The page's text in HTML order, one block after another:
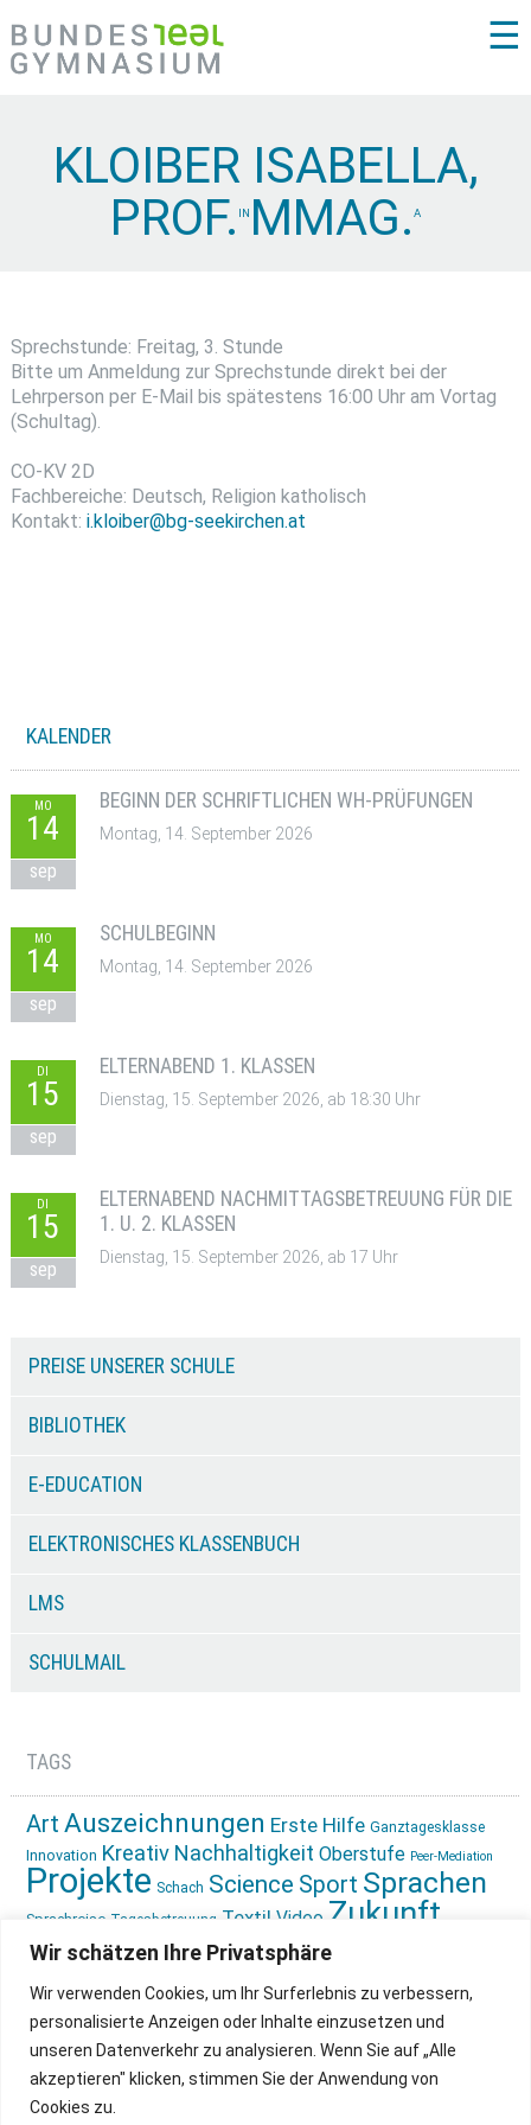
Wir schätzen Ihre Privatsphäre
Wir verwenden Cookies, um Ihr Surferlebnis zu verbessern,
personalisierte Anzeigen oder Inhalte einzusetzen und
unseren Datenverkehr zu analysieren. Wenn Sie auf „Alle
akzeptieren" klicken, stimmen Sie der Anwendung von
Cookies zu.
☰
KLOIBER ISABELLA,
PROF. IN MMAG. A
Sprechstunde: Freitag, 3. Stunde
Bitte um Anmeldung zur Sprechstunde direkt bei der
Lehrperson per E-Mail bis spätestens 16:00 Uhr am Vortag
(Schultag).
CO-KV 2D
Fachbereiche: Deutsch, Religion katholisch
Kontakt: i.kloiber@bg-seekirchen.at
KALENDER
MO
14
sep
BEGINN DER SCHRIFTLICHEN WH-PRÜFUNGEN
Montag, 14. September 2026
MO
14
sep
SCHULBEGINN
Montag, 14. September 2026
DI
15
sep
ELTERNABEND 1. KLASSEN
Dienstag, 15. September 2026, ab 18:30 Uhr
DI
15
sep
ELTERNABEND NACHMITTAGSBETREUUNG FÜR DIE
1. U. 2. KLASSEN
Dienstag, 15. September 2026, ab 17 Uhr
PREISE UNSERER SCHULE
BIBLIOTHEK
E-EDUCATION
ELEKTRONISCHES KLASSENBUCH
LMS
SCHULMAIL
TAGS
Art Auszeichnungen Erste Hilfe Ganztagesklasse
Innovation Kreativ Nachhaltigkeit Oberstufe Peer-Mediation
Projekte Schach Science Sport Sprachen
Sprachreise Tagesbetreuung Textil Video Zukunft
gestalten Ökologie
IMPRESSUM